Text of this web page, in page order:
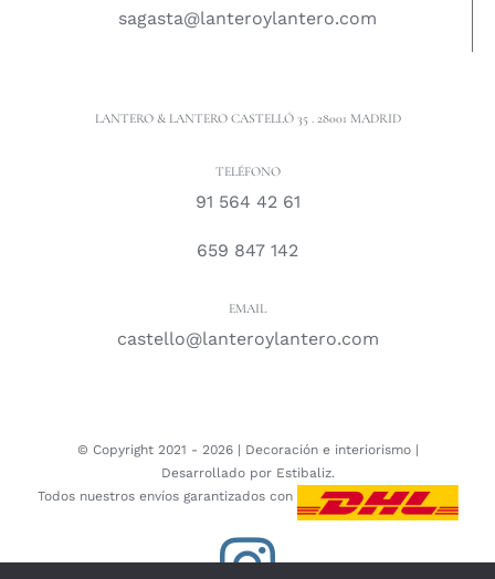
sagasta@lanteroylantero.com
LANTERO & LANTERO CASTELLÓ 35 . 28001 MADRID
TELÉFONO
91 564 42 61
659 847 142
EMAIL
castello@lanteroylantero.com
© Copyright 2021 - 2026 | Decoración e interiorismo|
Desarrollado por Estibaliz.
Todos nuestros envíos garantizados con
Instagram